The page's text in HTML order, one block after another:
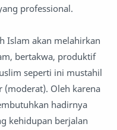
professional.
Islam akan melahirkan
bertakwa, produktif
seperti ini mustahil
(moderat). Oleh karena
hadirnya
kehidupan berjalan